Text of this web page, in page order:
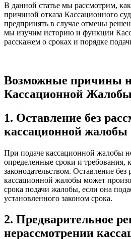
В данной статье мы рассмотрим,
причиной отказа Кассационного
предпринять в случае отмены
мы изучим историю и функции
расскажем о сроках и порядке
Возможные причины
Кассационной Жалобы
1. Оставление без
кассационной жалобы
При подаче кассационной жалобы
определенные сроки и требования,
законодательством. Оставление без
кассационной жалобы может
срока подачи жалобы, если она
установленного законом срока.
2. Предварительное
нерассмотрении